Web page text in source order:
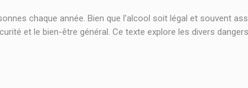
chaque année. Bien que l’alcool soit légal et souvent
et le bien-être général. Ce texte explore les divers